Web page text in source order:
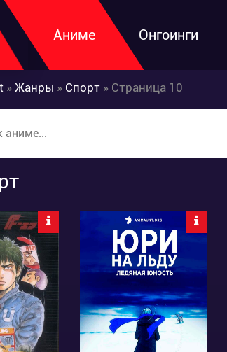
Аниме Онгоинги
» Жанры » Спорт » Страница 10
6
8531
3 4